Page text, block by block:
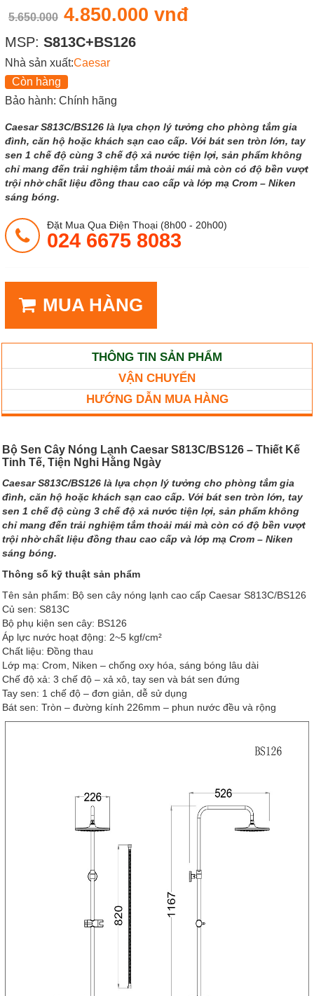
5.650.000 4.850.000 vnđ
MSP: S813C+BS126
Nhà sản xuất:Caesar
Còn hàng
Bảo hành: Chính hãng
Caesar S813C/BS126 là lựa chọn lý tưởng cho phòng tắm gia
đình, căn hộ hoặc khách sạn cao cấp. Với bát sen tròn lớn, tay
sen 1 chế độ cùng 3 chế độ xả nước tiện lợi, sản phẩm không
chỉ mang đến trải nghiệm tắm thoải mái mà còn có độ bền vượt
trội nhờ chất liệu đồng thau cao cấp và lớp mạ Crom – Niken
sáng bóng.
Đặt Mua Qua Điện Thoại (8h00 - 20h00)
024 6675 8083
MUA HÀNG
THÔNG TIN SẢN PHẨM
VẬN CHUYỂN
HƯỚNG DẪN MUA HÀNG
Bộ Sen Cây Nóng Lạnh Caesar S813C/BS126 – Thiết Kế
Tinh Tế, Tiện Nghi Hằng Ngày
Caesar S813C/BS126 là lựa chọn lý tưởng cho phòng tắm gia
đình, căn hộ hoặc khách sạn cao cấp. Với bát sen tròn lớn, tay
sen 1 chế độ cùng 3 chế độ xả nước tiện lợi, sản phẩm không
chỉ mang đến trải nghiệm tắm thoải mái mà còn có độ bền vượt
trội nhờ chất liệu đồng thau cao cấp và lớp mạ Crom – Niken
sáng bóng.
Thông số kỹ thuật sản phẩm
Tên sản phẩm: Bộ sen cây nóng lạnh cao cấp Caesar S813C/BS126
Củ sen: S813C
Bộ phụ kiện sen cây: BS126
Áp lực nước hoạt động: 2~5 kgf/cm²
Chất liệu: Đồng thau
Lớp mạ: Crom, Niken – chống oxy hóa, sáng bóng lâu dài
Chế độ xả: 3 chế độ – xả xô, tay sen và bát sen đứng
Tay sen: 1 chế độ – đơn giản, dễ sử dụng
Bát sen: Tròn – đường kính 226mm – phun nước đều và rộng